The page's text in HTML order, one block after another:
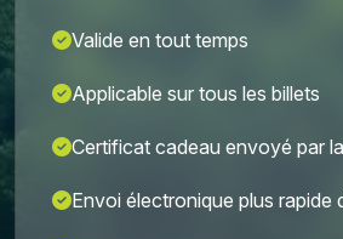
Valide en tout temps
Applicable sur tous les billets
Certificat cadeau envoyé par
Envoi électronique plus rapide